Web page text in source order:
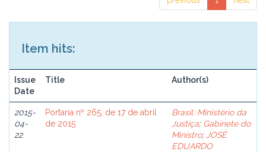
Item hits:
Issue
Date
Title Author(s)
2015-
04-
22
Portaria nº 265, de 17 de abril
de 2015
Brasil. Ministério da
Justiça; Gabinete do
Ministro; JOSÉ
EDUARDO